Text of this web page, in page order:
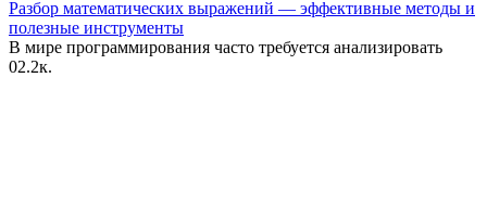
Разбор математических выражений — эффективные методы и
полезные инструменты
В мире программирования часто требуется анализировать
02.2к.